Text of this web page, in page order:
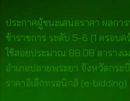
ประกาศผู้ชนะเสนอราคา ผลกา
ข้าราชการ ระดับ 5-6 (1 ครอบ
ใช้สอยประมาณ 88.08 ตารางเ
อำเภอปลายพระยา จังหวัดกร
ราคาอิเล็กทรอนิกส์ (e-bidding)